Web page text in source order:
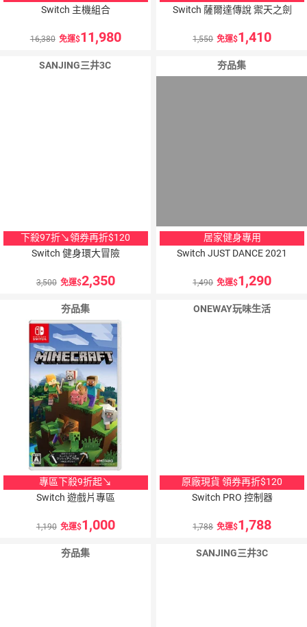
Switch 主機組合
16,380 免運 11,980
Switch 薩爾達傳說 禦天之劍
1,550 免運 1,410
SANJING三井3C
下殺97折↘領券再折$120
Switch 健身環大冒險
3,500 免運 2,350
夯品集
居家健身專用
Switch JUST DANCE 2021
1,490 免運 1,290
夯品集
專區下殺9折起↘
Switch 遊戲片專區
1,190 免運 1,000
ONEWAY玩味生活
原廠現貨 領券再折$120
Switch PRO 控制器
1,788 免運 1,788
夯品集 SANJING三井3C